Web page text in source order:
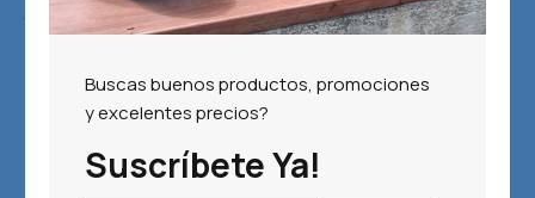
Buscas buenos productos, promociones
y excelentes precios?
Suscríbete Ya!
Añadir al carrito Añadir al carrito